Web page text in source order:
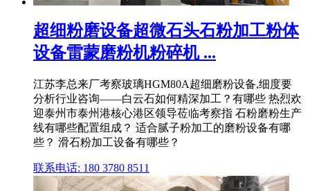
超细粉磨设备超微石头石粉加工粉体
设备雷蒙磨粉机粉碎机 ...
江苏李总来厂考察玻璃HGM80A超细磨粉设备,细度要
分析行业咨询——白云石如何精深加工？有哪些 热烈欢
迎泰州市泰州港核心港区领导莅临考察指 石粉磨粉生产
线有哪些配置组成？ 适合腻子粉加工的磨粉设备有哪
些？ 滑石粉加工设备有哪些？
联系电话: 180 3780 8511